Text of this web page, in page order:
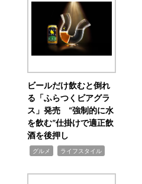
ビールだけ飲むと倒れ
る「ふらつくビアグラ
ス」発売 “強制的に水
を飲む”仕掛けで適正飲
酒を後押し
グルメ ライフスタイル